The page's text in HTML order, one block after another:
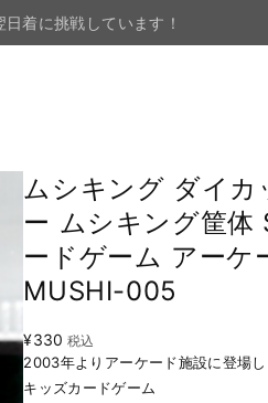
着に挑戦しています！
ムシキング ダイカ
ー ムシキング筐体
ードゲーム アーケ
MUSHI-005
¥330 税込
2003年よりアーケード施設に登場
キッズカードゲーム